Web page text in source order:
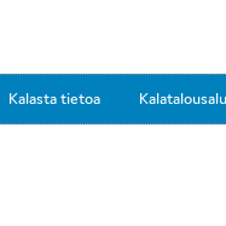
Kalasta tietoa